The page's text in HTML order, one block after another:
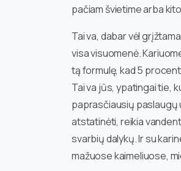
pačiam švietime arba
Tai va, dabar vėl
visa visuomenė.
tą formulę, kad 5
Tai va jūs, ypatingai tie,
paprasčiausių paslaugų
atstatinėti, reikia
svarbių dalykų. Ir su
mažuose kaimeliuose,